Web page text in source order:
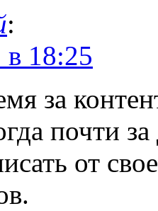
:
в 18:25
за
почти
от